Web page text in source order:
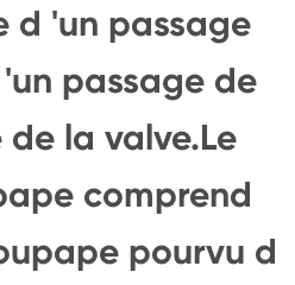
d 'un passage
passage de
la valve.Le
comprend
pourvu d